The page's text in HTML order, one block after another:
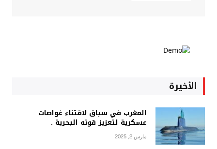
الأخيرة
المغرب في سباق لاقتناء غواصات
عسكرية لتعزيز قوته البحرية .
مارس 2, 2025